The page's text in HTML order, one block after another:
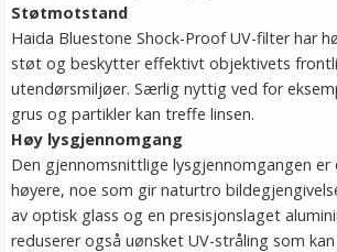
Støtmotstand
Haida Bluestone Shock-Proof UV-filter har
støt og beskytter effektivt objektivets
utendørsmiljøer. Særlig nyttig ved for
grus og partikler kan treffe linsen.
Høy lysgjennomgang
Den gjennomsnittlige lysgjennomgangen er
høyere, noe som gir naturtro
av optisk glass og en presisjonslaget
reduserer også uønsket UV-stråling som